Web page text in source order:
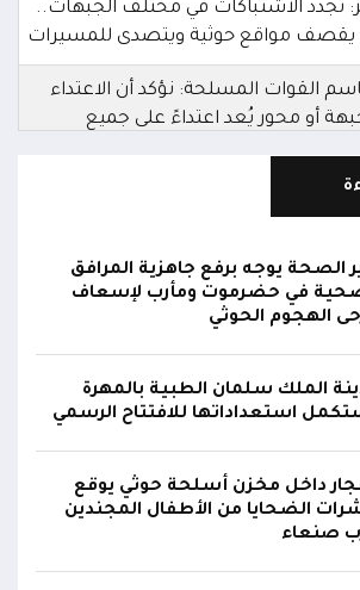
تجدد الاشتباكات في مختلف الجبهات..
مواقع حوثية ويتصدى للمسيرات
القوات المسلحة: نؤكد أن الاعتداء
أو محور يُعد اعتداءً على جميع
ووحداتها ومنتسبيها
المواطنين وقواتنا ومواقعنا ولن يمر
وحداتنا دون رد وسنتعامل مع أي اعتداء
العسكرية اللازمة والحازمة، وفقاً
باسم القوات المسلحة: العملية جسدت
والقيادة والسيطرة للقوات المسلحة
القوات المسلحة: سنرد دون تهاون
اعتداءات الحوثيين الغادرة
الصحة يوجه برفع جاهزية المرافق
في حضرموت ومأرب لإسعاف
الهجوم الحوثي
الملك سلمان الطبية بالمهرة
استعداداتها للافتتاح الرسمي
داخل مخزن أسلحة حوثي يوقع
الضحايا من الأطفال المجندين
صنعاء